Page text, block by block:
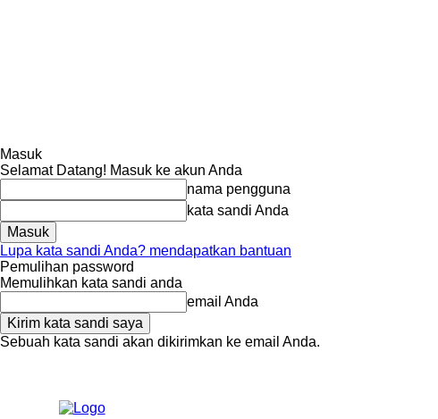
Masuk
Selamat Datang! Masuk ke akun Anda
nama pengguna
kata sandi Anda
Lupa kata sandi Anda? mendapatkan bantuan
Pemulihan password
Memulihkan kata sandi anda
email Anda
Sebuah kata sandi akan dikirimkan ke email Anda.